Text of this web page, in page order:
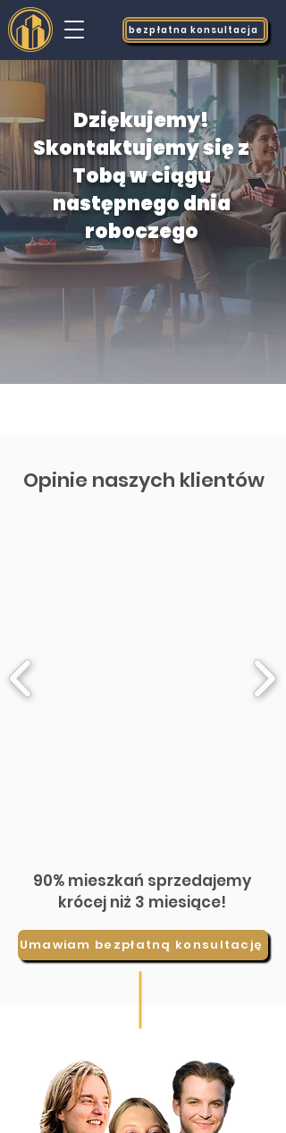
bezpłatna konsultacja
Dziękujemy!
Skontaktujemy się z
Tobą w ciągu
następnego dnia
roboczego
Opinie naszych klientów
90% mieszkań sprzedajemy
krócej niż 3 miesiące!
Umawiam bezpłatną konsultację